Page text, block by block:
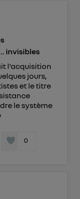
invisibles
l'acquisition
jours,
et le titre
le système
0